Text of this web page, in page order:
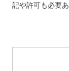
記や許可も必要あ